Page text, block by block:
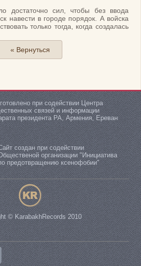
достаточно сил, чтобы без ввода
навести в городе порядок. А войска
только тогда, когда создалась
« Вернуться
при содействии Центра
связей и информации
президента РА, Армения, Ереван
создан при содействии
организации "Инициатива
предотвращению ксенофобии"
© KarabakhRecords 2010